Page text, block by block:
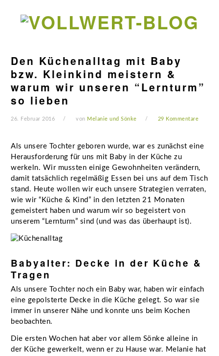
Hauptnavigation
Seitenspalte
Fußzeile
Den Küchenalltag mit Baby
bzw. Kleinkind meistern &
warum wir unseren “Lernturm”
so lieben
26. Februar 2016 von Melanie und Sönke 29 Kommentare
Als unsere Tochter geboren wurde, war es zunächst eine
Herausforderung für uns mit Baby in der Küche zu
werkeln. Wir mussten einige Gewohnheiten verändern,
damit tatsächlich regelmäßig Essen bei uns auf dem Tisch
stand. Heute wollen wir euch unsere Strategien verraten,
wie wir “Küche & Kind” in den letzten 21 Monaten
gemeistert haben und warum wir so begeistert von
unserem “Lernturm” sind (und was das überhaupt ist).
Babyalter: Decke in der Küche &
Tragen
Als unsere Tochter noch ein Baby war, haben wir einfach
eine gepolsterte Decke in die Küche gelegt. So war sie
immer in unserer Nähe und konnte uns beim Kochen
beobachten.
Die ersten Wochen hat aber vor allem Sönke alleine in
der Küche gewerkelt, wenn er zu Hause war. Melanie hat